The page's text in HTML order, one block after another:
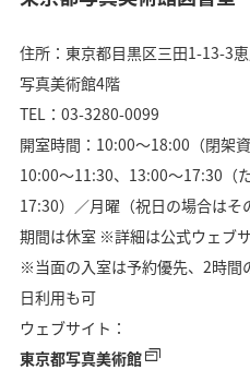
住所：東京都目黒区三田1-13-3
写真美術館4階
TEL：03-3280-0099
開室時間：10:00〜18:00（閉架
10:00〜11:30、13:00〜17:30（
17:30）／月曜（祝日の場合は
期間は休室 ※詳細は公式ウェブ
※当面の入室は予約優先、2時間
日利用も可
ウェブサイト：
東京都写真美術館